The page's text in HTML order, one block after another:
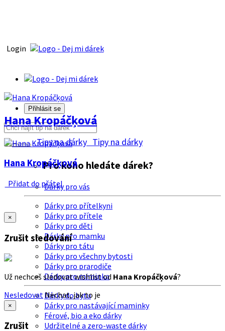
Login
Přihlásit se
Tipy na dárky Tipy na dárky
Pro koho hledáte dárek?
Dárky pro vás
Dárky pro přítelkyni
Dárky pro přítele
Dárky pro děti
Dárky pro mamku
Dárky pro tátu
Dárky pro všechny bytosti
Dárky pro prarodiče
Dárky pro miminka
Dárky do bytu
Dárky pro nastávající maminky
Férové, bio a eko dárky
Udržitelné a zero-waste dárky
Hana Kropáčķová
Hana Kropáčķová
Přidat do přátel
×
Zrušit sledování
Už nechceš sledovat wishlist od Hana Kropáčķová?
Nesledovat Nechat, jak to je
×
Zrušit